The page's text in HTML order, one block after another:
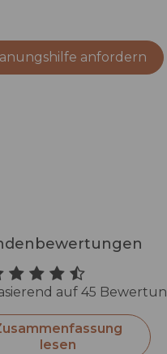
anfordern
auf 45
lesen